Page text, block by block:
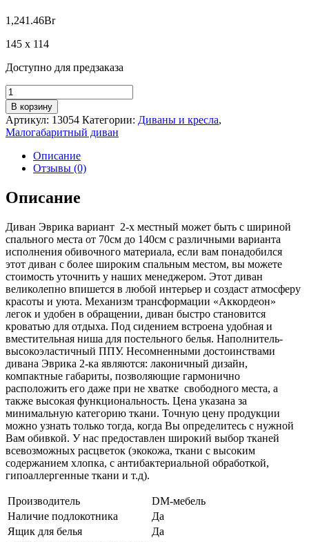
1,241.46Br
145 x 114
Доступно для предзаказа
Количество
товара
Диван
Эврика-2
В корзину
Артикул: 13054 Категории: Диваны и кресла,
Малогабаритный диван
Описание
Отзывы (0)
Описание
Диван Эврика вариант 2-х местный может быть с шириной
спального места от 70см до 140см с различными варианта
исполнения обивочного материала, если вам понадобился
этот диван с более широким спальным местом, вы можете
стоимость уточнить у наших менеджером. Этот диван
великолепно впишется в любой интерьер и создаст атмосферу
красоты и уюта. Механизм трансформации «Аккордеон»
легок и удобен в обращении, диван быстро становится
кроватью для отдыха. Под сидением встроена удобная и
вместительная ниша для постельного белья. Наполнитель-
высокоэластичный ППУ. Несомненными достоинствами
дивана Эврика 2-ка являются: лаконичный дизайн,
компактные габариты, позволяющие гармонично
расположить его даже при не хватке свободного места, а
также высокая функциональность. Цена указана за
минимальную категорию ткани. Точную цену продукции
можно узнать только тогда, когда Вы определитесь с нужной
Вам обивкой. У нас предоставлен широкий выбор тканей
всевозможных расцветок (экокожа, ткани с высоким
содержанием хлопка, с антибактериальной обработкой,
гипоаллергенные ткани и т.д).
Производитель
DM-мебель
Наличие подлокотника
Да
Ящик для белья
Да